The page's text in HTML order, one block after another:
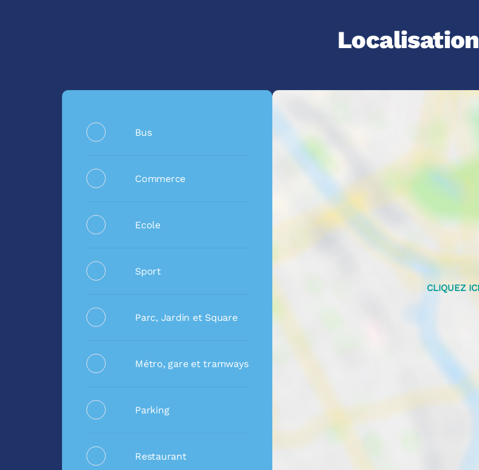
Localisation
Bus
Commerce
Ecole
Sport
Parc, Jardin et Square
Métro, gare et tramways
Parking
Restaurant